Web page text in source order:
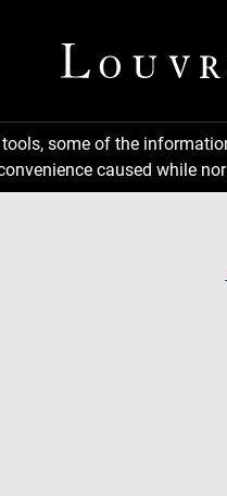
some of the
caused while